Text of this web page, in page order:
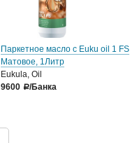
Паркетное масло с Euku oil 1 FS
Матовое, 1Литр
Eukula, Oil
9600
a/Банка